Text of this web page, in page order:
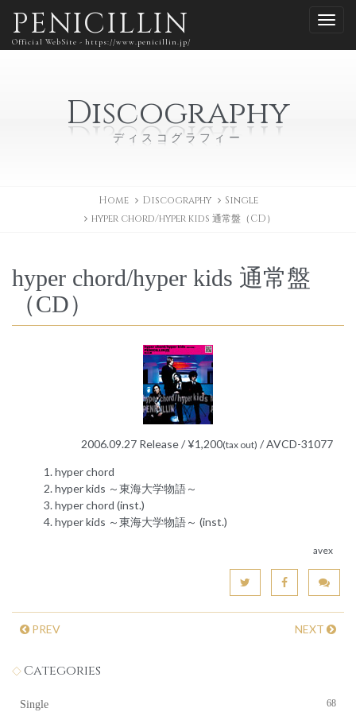
PENICILLIN
Official WebSite - https://www.penicillin.jp/
Discography
ディスコグラフィー
Home Discography
Single
hyper chord/hyper kids 通常盤（CD）
hyper chord/hyper kids 通常盤
（CD）
2006.09.27 Release / ¥1,200(tax out) / AVCD-31077
hyper chord
hyper kids ～東海大学物語～
hyper chord (inst.)
hyper kids ～東海大学物語～ (inst.)
avex
PREV NEXT
Categories
Single 68